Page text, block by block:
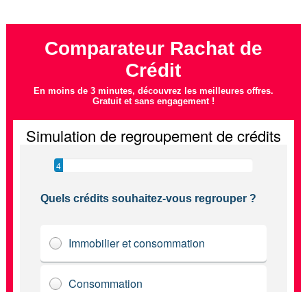
Comparateur Rachat de
Crédit
En moins de 3 minutes, découvrez les meilleures offres.
Gratuit et sans engagement !